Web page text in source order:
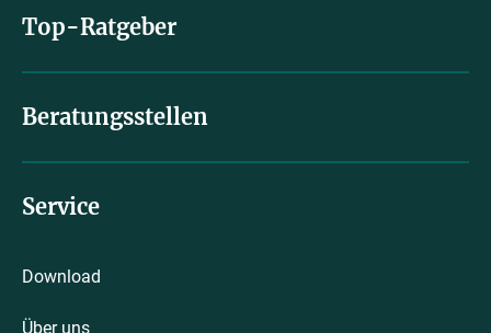
Top-Ratgeber
Beratungsstellen
Service
Download
Über uns